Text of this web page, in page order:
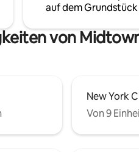
dritten Stock für ein
auf dem Grundstück
von
New York
Von 9